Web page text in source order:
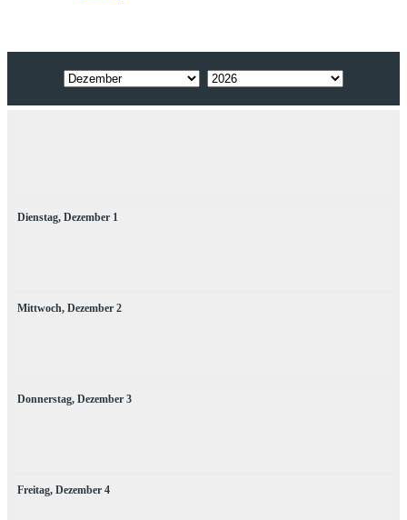
Dienstag, Dezember 1
Mittwoch, Dezember 2
Donnerstag, Dezember 3
Freitag, Dezember 4